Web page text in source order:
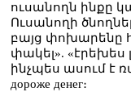
ուսանողն ինքը
Ուսանողի
բայց փոխարենը
փակել». «էրեխես
ինչպես ասում է
дороже денег։